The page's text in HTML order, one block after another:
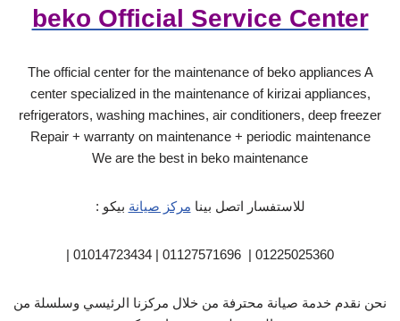
beko Official Service Center
The official center for the maintenance of beko appliances A
center specialized in the maintenance of kirizai appliances,
refrigerators, washing machines, air conditioners, deep freezer
Repair + warranty on maintenance + periodic maintenance
We are the best in beko maintenance
للاستفسار اتصل بينا مركز صيانة بيكو :
01225025360 | 01127571696 | 01014723434 |
نحن نقدم خدمة صيانة محترفة من خلال مركزنا الرئيسي وسلسلة من